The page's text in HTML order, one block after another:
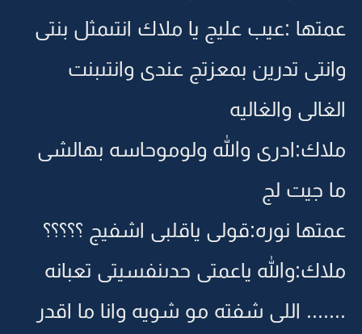
عمتها :عيب عليج يا ملاك انتىمثل بنتى
وانتى تدرين بمعزتج عندى وانتىبنت
الغالى والغاليه
ملاك:ادرى والله ولوموحاسه بهالشى
ما جيت لج
عمتها نوره:قولى ياقلبى اشفيج ؟؟؟؟؟
ملاك:والله ياعمتى حدىنفسيتى تعبانه
....... اللى شفته مو شويه وانا ما اقدر